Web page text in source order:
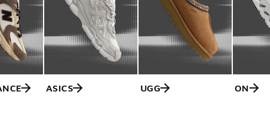
ASICS UGG ON